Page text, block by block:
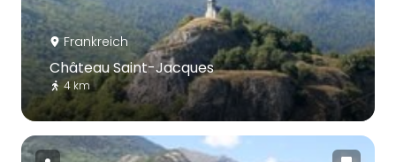
Frankreich
Château Saint-Jacques
4 km